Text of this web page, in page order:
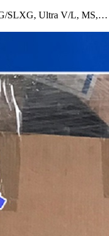
SLXG, Ultra V/L, MS,…